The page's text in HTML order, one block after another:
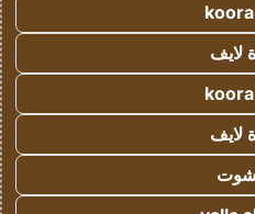
لايف
لايف
شوت